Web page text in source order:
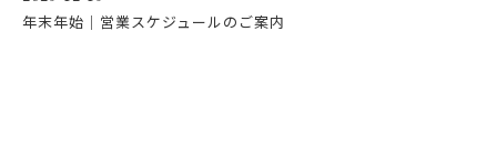
2026-03-17